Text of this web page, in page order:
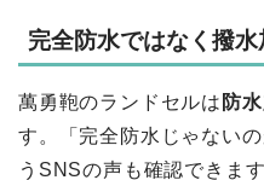
完全防水ではなく撥
萬勇鞄のランドセルは 防
す。「完全防水じゃない
うSNSの声も確認できます